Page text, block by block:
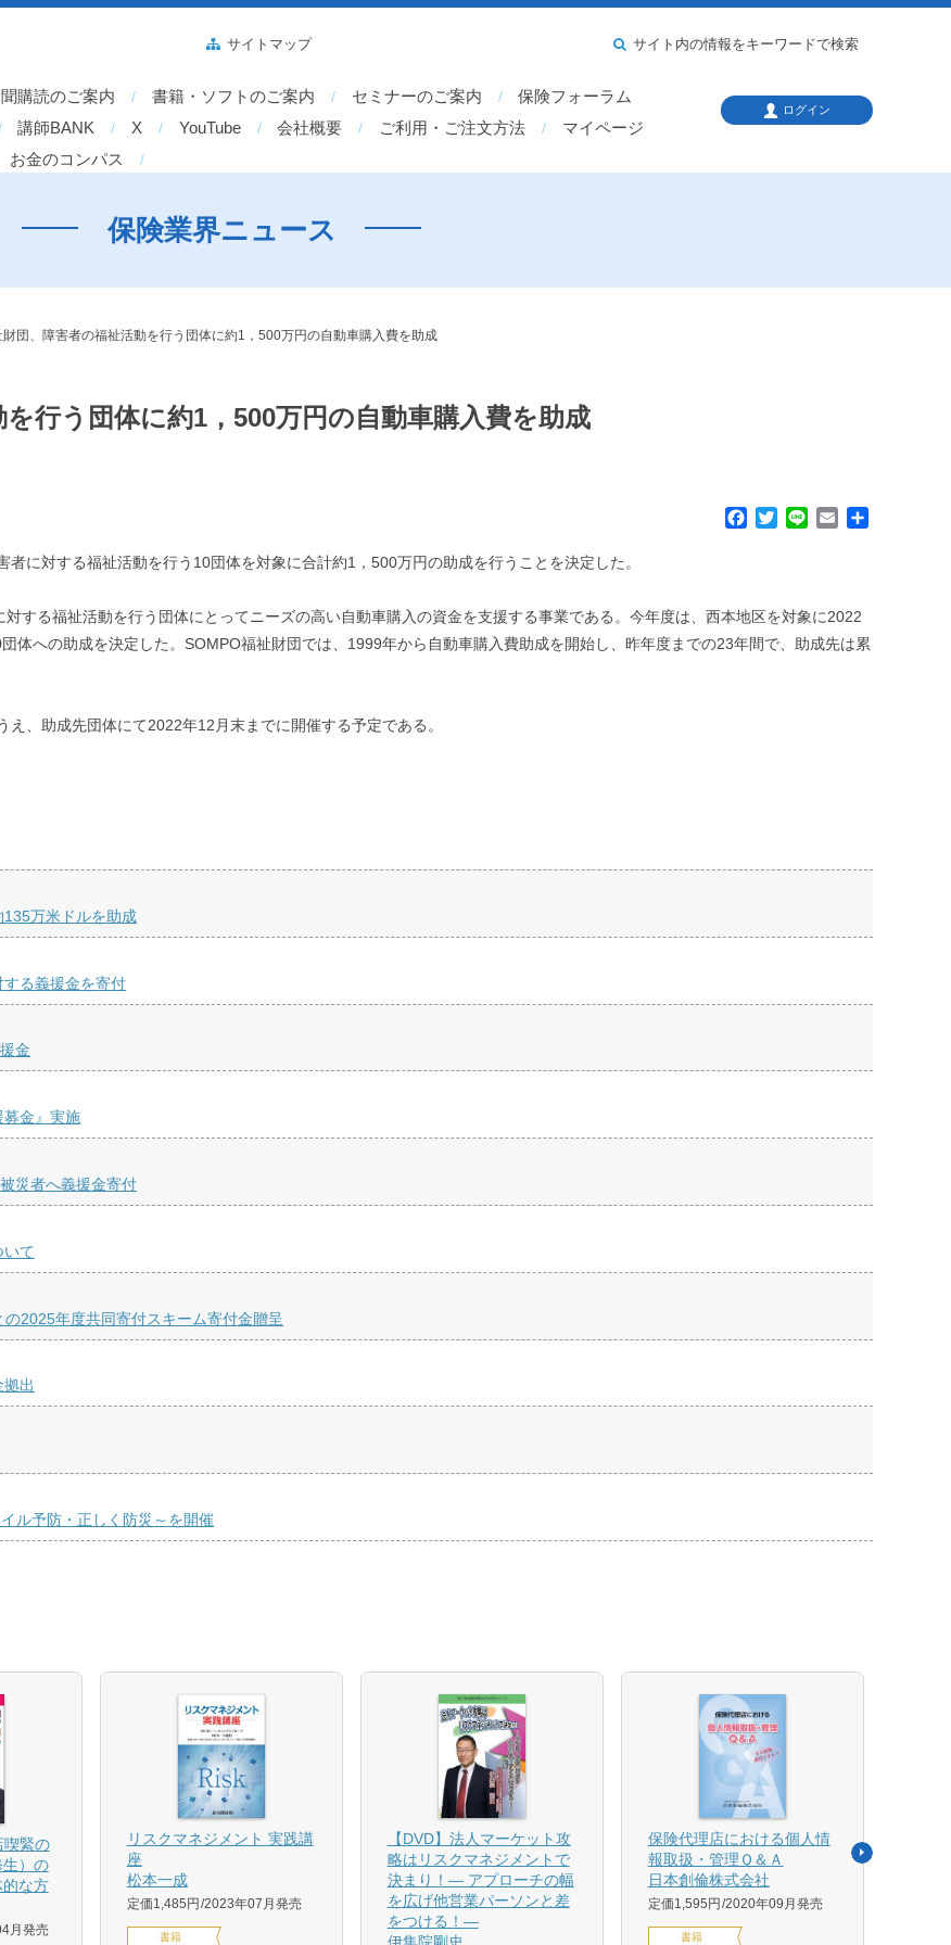
購読のご案内 書籍・ソフトのご案内 セミナーのご案内
保険フォーラム
講師BANK X YouTube 会社概要 ご利用・ご注文方法
マイページ
お金のコンパス
サイトマップ サイト内の情報をキーワードで検索
ログイン
保険業界ニュース
財団、障害者の福祉活動を行う団体に約1，500万円の自動車購入費を助成
行う団体に約1，500万円の自動車購入費を助成
o
o
e
r
に対する福祉活動を行う10団体を対象に合計約1，500万円の助成を行うことを決定した。
する福祉活動を行う団体にとってニーズの高い自動車購入の資金を支援する事業である。今年度は、西本地区を対象に2022
体への助成を決定した。SOMPO福祉財団では、1999年から自動車購入費助成を開始し、昨年度までの23年間で、助成先は累
、助成先団体にて2022年12月末までに開催する予定である。
135万米ドルを助成
る義援金を寄付
金
募金』実施
災者へ義援金寄付
て
2025年度共同寄付スキーム寄付金贈呈
出
ル予防・正しく防災～を開催
喫緊の
）の
な方
月発売
リスクマネジメント 実践講
座
松本一成
定価1,485円 2023年07月発売
書籍
【DVD】法人マーケット攻
略はリスクマネジメントで
決まり！― アプローチの幅
を広げ他営業パーソンと差
をつける！―
伊集院剛史
保険代理店における個人情
報取扱・管理Ｑ＆Ａ
日本創倫株式会社
定価1,595円 2020年09月発売
書籍